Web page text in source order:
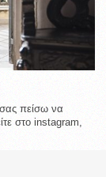
σας πείσω να
στο instagram,